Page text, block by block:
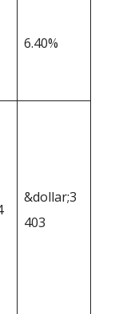
6.40%
&dollar;3
403